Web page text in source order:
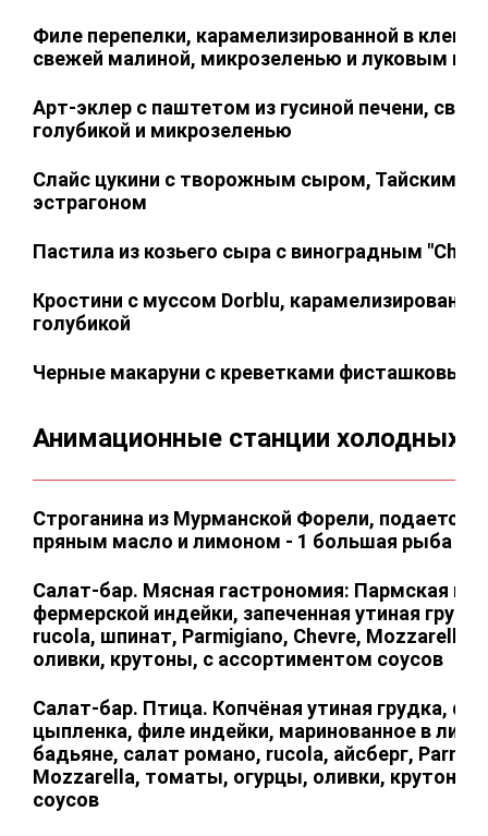
Филе перепелки, карамелизированной в
свежей малиной, микрозеленью и луковым
Арт-эклер с паштетом из гусиной печени,
голубикой и микрозеленью
Слайс цукини с творожным сыром, Тайским
эстрагоном
Пастила из козьего сыра с виноградным
Кростини с муссом Dorblu,
голубикой
Черные макаруни с креветками фисташковым
Анимационные станции холодных
Строганина из Мурманской Форели, подается
пряным масло и лимоном - 1 большая рыба
Салат-бар. Мясная гастрономия: Пармская
фермерской индейки, запеченная утиная
rucola, шпинат, Parmigiano, Chevre,
оливки, крутоны, с ассортиментом соусов
Салат-бар. Птица. Копчёная утиная грудка,
цыпленка, филе индейки, маринованное в
бадьяне, салат романо, rucola, айсберг,
Mozzarella, томаты, огурцы, оливки, крутоны,
соусов